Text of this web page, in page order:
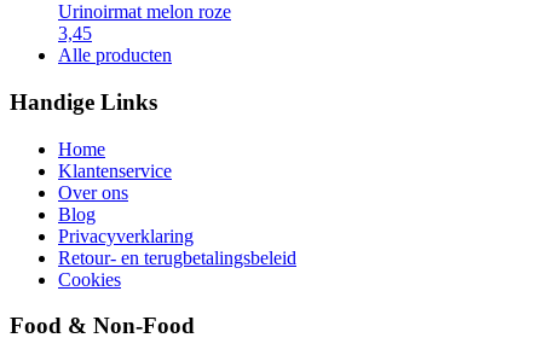
Urinoirmat melon roze
3,45
Alle producten
Handige Links
Home
Klantenservice
Over ons
Blog
Privacyverklaring
Retour- en terugbetalingsbeleid
Cookies
Food & Non-Food